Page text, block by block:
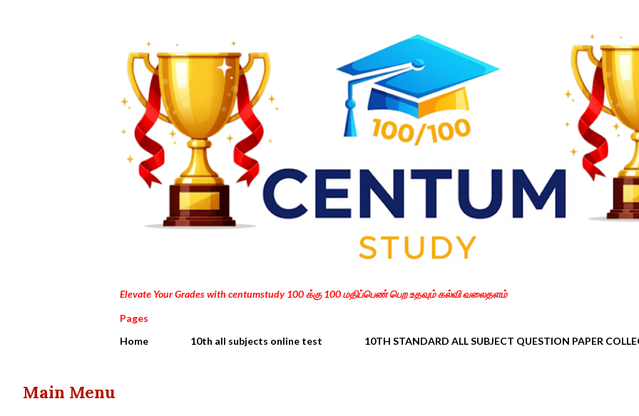
Elevate Your Grades with centumstudy 100 க்கு 100 மதிப்பெண் பெற உதவும் கல்வி வலைதளம்
Pages
Home
10th all subjects online test 10TH STANDARD ALL SUBJECT QUESTION PAPER
Main Menu